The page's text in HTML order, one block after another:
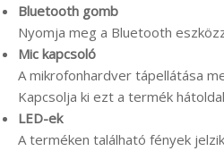
Bluetooth gomb
Nyomja meg a Bluetooth
Mic kapcsoló
A mikrofonhardver tápellátása
Kapcsolja ki ezt a termék
LED-ek
A terméken található fények